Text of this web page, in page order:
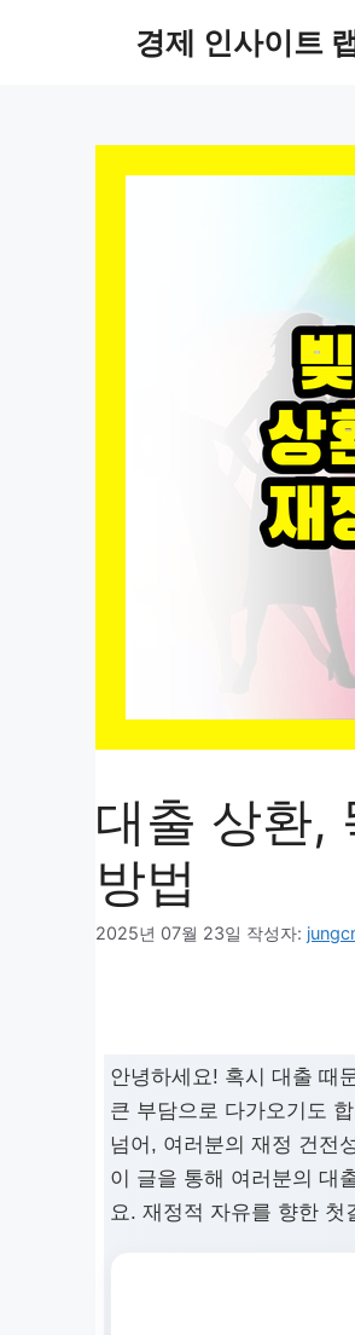
경제 인사이트
대출 상환,
방법
2025년 07월 23일 작성자:
안녕하세요! 혹시 대출 때
큰 부담으로 다가오기도
넘어, 여러분의 재정 건전
이 글을 통해 여러분의 대
요. 재정적 자유를 향한